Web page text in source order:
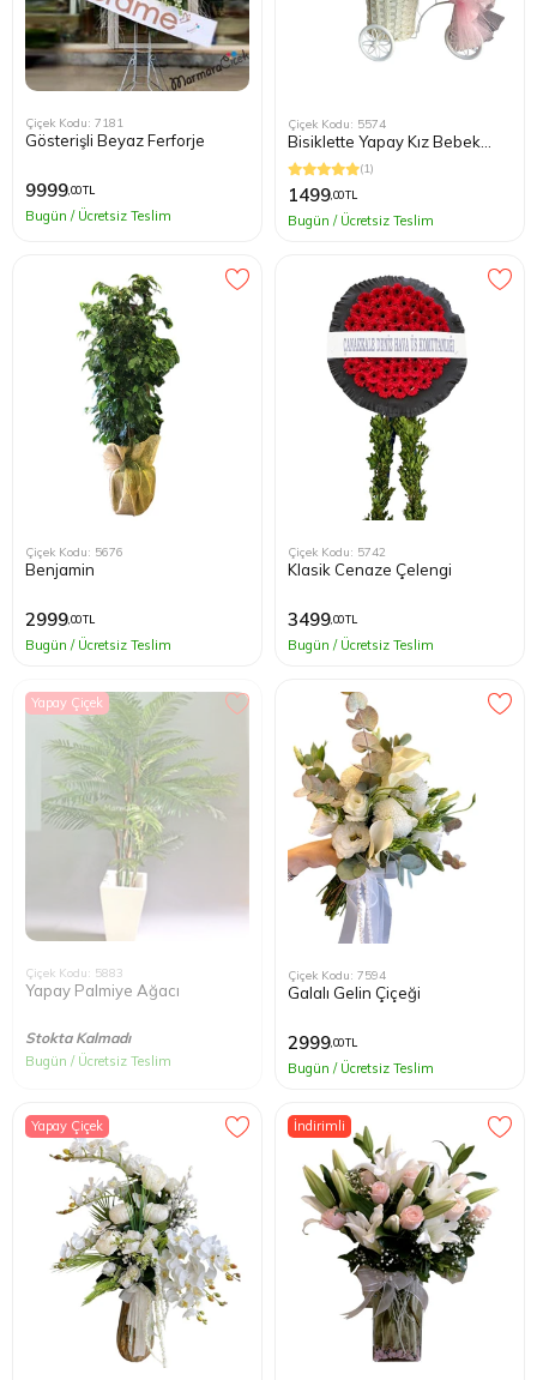
Çiçek Kodu: 7181
Gösterişli Beyaz Ferforje
9999,00 TL
Bugün / Ücretsiz Teslim
Çiçek Kodu: 5574
Bisiklette Yapay Kız Bebek
Çiçeği
(1)
1499,00 TL
Bugün / Ücretsiz Teslim
Çiçek Kodu: 5676
Benjamin
2999,00 TL
Bugün / Ücretsiz Teslim
Çiçek Kodu: 5742
Klasik Cenaze Çelengi
3499,00 TL
Bugün / Ücretsiz Teslim
Yapay Çiçek
Çiçek Kodu: 5883
Yapay Palmiye Ağacı
Stokta Kalmadı
Bugün / Ücretsiz Teslim
Çiçek Kodu: 7594
Galalı Gelin Çiçeği
2999,00 TL
Bugün / Ücretsiz Teslim
Yapay Çiçek İndirimli